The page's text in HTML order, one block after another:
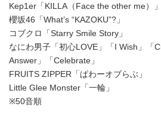
Kep1er「KILLA（Face the other me）」
櫻坂46「What’s “KAZOKU”?」
コブクロ「Starry Smile Story」
なにわ男子「初心LOVE」「I Wish」「
Answer」「Celebrate」
FRUITS ZIPPER「ぱわーオブらぶ」
Little Glee Monster「一輪」
※50音順